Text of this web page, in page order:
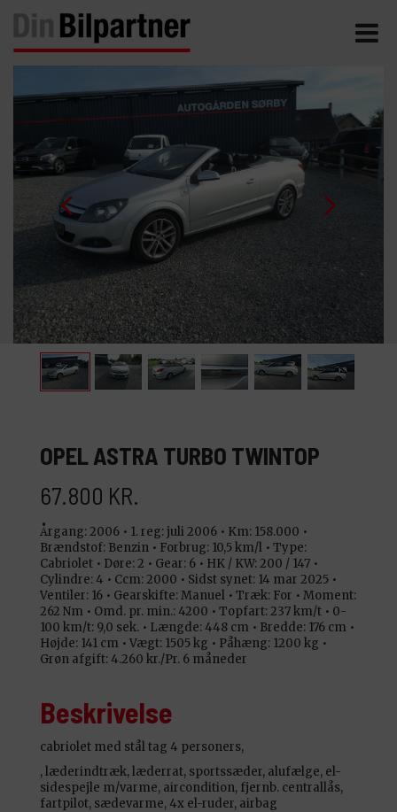
OPEL ASTRA TURBO TWINTOP
67.800 KR.
Årgang: 2006 • 1. reg: juli 2006 • Km: 158.000 •
Brændstof: Benzin • Forbrug: 10,5 km/l • Type:
Cabriolet • Døre: 2 • Gear: 6 • HK / KW: 200 / 147 •
Cylindre: 4 • Ccm: 2000 • Sidst synet: 14 mar 2025 •
Ventiler: 16 • Gearskifte: Manuel • Træk: For • Moment:
262 Nm • Omd. pr. min.: 4200 • Topfart: 237 km/t • 0-
100 km/t: 9,0 sek. • Længde: 448 cm • Bredde: 176 cm •
Højde: 141 cm • Vægt: 1505 kg • Påhæng: 1200 kg •
Grøn afgift: 4.260 kr./Pr. 6 måneder
Beskrivelse
cabriolet med stål tag 4 personers,
, læderindtræk, læderrat, sportssæder, alufælge, el-
sidespejle m/varme, aircondition, fjernb. centrallås,
fartpilot, sædevarme, 4x el-ruder, airbag